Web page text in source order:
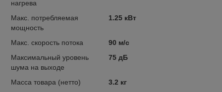
нагрева
Макс. потребляемая
мощность
1.25 кВт
Макс. скорость потока
90 м/с
Максимальный уровень
шума на выходе
75 дБ
Масса товара (нетто)
3.2 кг